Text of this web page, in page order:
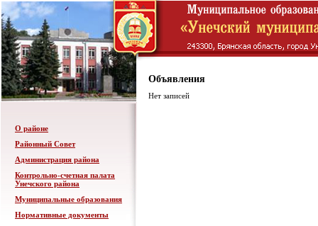
О районе
Районный Совет
Администрация района
Контрольно-счетная палата
Унечского района
Муниципальные образования
Нормативные документы
Объявления
Нет записей